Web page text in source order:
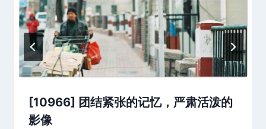
[10966] 团结紧张的记忆，严肃活泼的
影像